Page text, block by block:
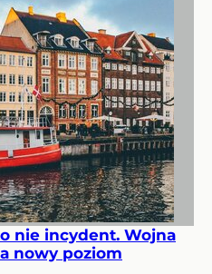
nie incydent. Wojna
nowy poziom